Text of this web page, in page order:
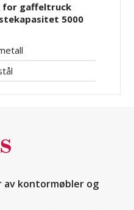
for gaffeltruck
5000
av kontormøbler og